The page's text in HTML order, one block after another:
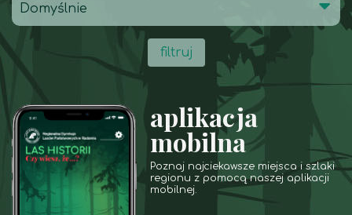
filtruj
aplikacja
mobilna
Poznaj najciekawsze miejsca i szlaki
regionu z pomocą naszej aplikacji
mobilnej.